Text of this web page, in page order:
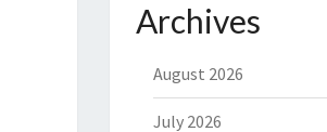
Archives
August 2026
July 2026